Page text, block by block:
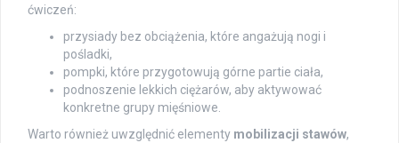
ćwiczeń:
przysiady bez obciążenia, które angażują nogi i
pośladki,
pompki, które przygotowują górne partie ciała,
podnoszenie lekkich ciężarów, aby aktywować
konkretne grupy mięśniowe.
Warto również uwzględnić elementy mobilizacji stawów,